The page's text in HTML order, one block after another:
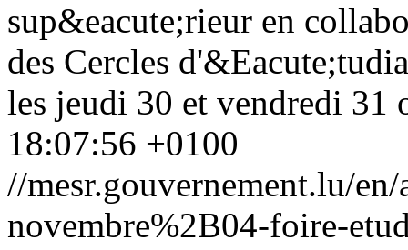
sup&eacute;rieur en
des Cercles
les jeudi 30 et vendredi 31
18:07:56 +0100
//mesr.gouvernement.lu/
novembre%2B04-foire-